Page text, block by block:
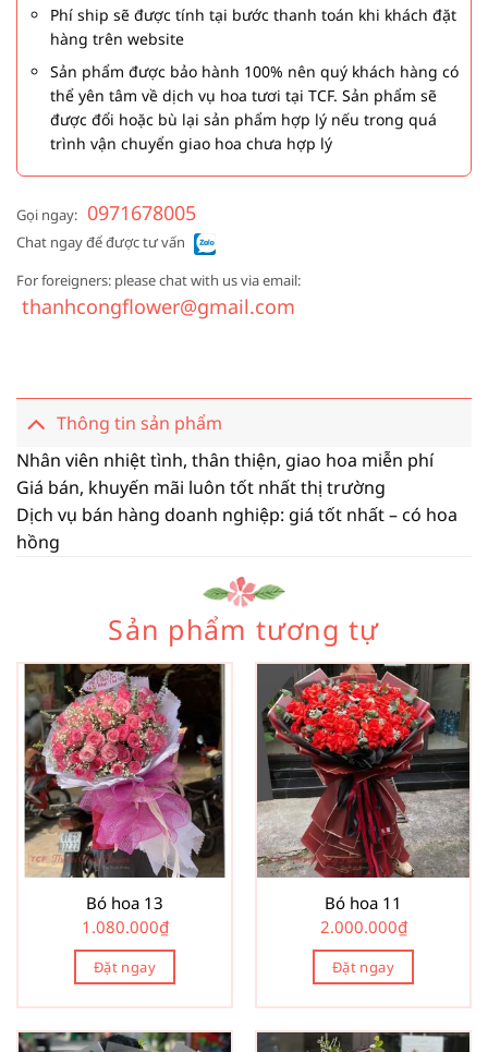
Phí ship sẽ được tính tại bước thanh toán khi khách đặt
hàng trên website
Sản phẩm được bảo hành 100% nên quý khách hàng có
thể yên tâm về dịch vụ hoa tươi tại TCF. Sản phẩm sẽ
được đổi hoặc bù lại sản phẩm hợp lý nếu trong quá
trình vận chuyển giao hoa chưa hợp lý
Gọi ngay: 0971678005
Chat ngay để được tư vấn
For foreigners: please chat with us via email:
thanhcongflower@gmail.com
Thông tin sản phẩm
Nhân viên nhiệt tình, thân thiện, giao hoa miễn phí
Giá bán, khuyến mãi luôn tốt nhất thị trường
Dịch vụ bán hàng doanh nghiệp: giá tốt nhất – có hoa
hồng
Sản phẩm tương tự
Bó hoa 13
1.080.000₫
Đặt ngay
Bó hoa 11
2.000.000₫
Đặt ngay